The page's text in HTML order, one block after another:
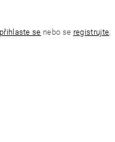
přihlaste se nebo se registrujte.